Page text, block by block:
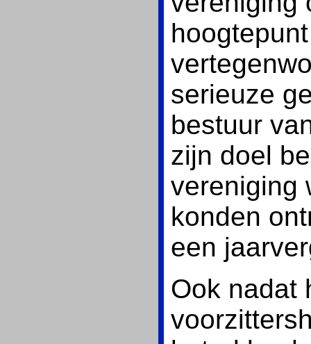
serieuze
bestuur
zijn doel
vereniging
konden
een
Ook nadat